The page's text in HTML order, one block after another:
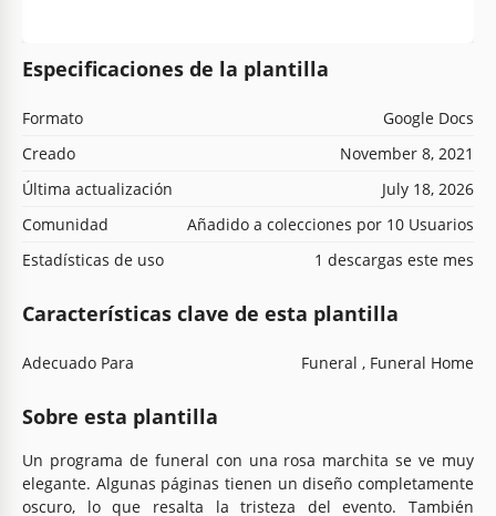
Especificaciones de la plantilla
Formato
Google Docs
Creado
November 8, 2021
Última actualización
July 18, 2026
Comunidad
Añadido a colecciones por 10 Usuarios
Estadísticas de uso
1 descargas este mes
Características clave de esta plantilla
Adecuado Para Funeral , Funeral Home
Sobre esta plantilla
Un programa de funeral con una rosa marchita se ve muy
elegante. Algunas páginas tienen un diseño completamente
oscuro, lo que resalta la tristeza del evento. También